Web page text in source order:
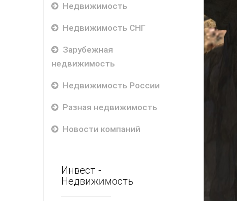
Недвижимость
Недвижимость СНГ
Зарубежная
недвижимость
Недвижимость России
Разная недвижимость
Новости компаний
Инвест -
Недвижимость